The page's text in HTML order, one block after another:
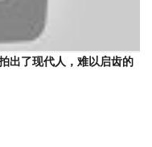
出了现代人，难以启齿的